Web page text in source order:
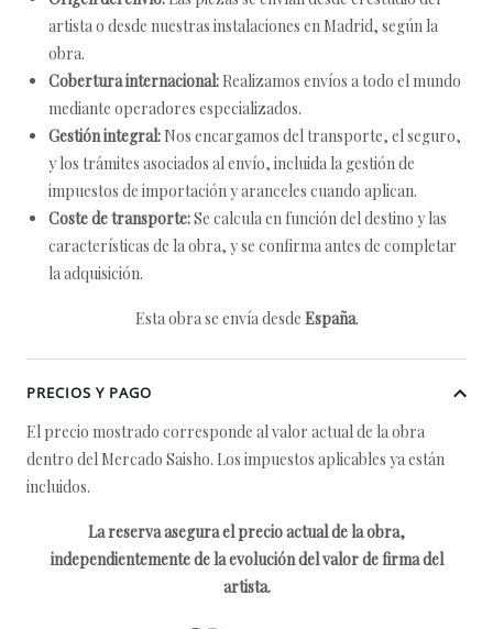
artista o desde nuestras instalaciones en Madrid, según la
obra.
Cobertura internacional: Realizamos envíos a todo el mundo
mediante operadores especializados.
Gestión integral: Nos encargamos del transporte, el seguro,
y los trámites asociados al envío, incluida la gestión de
impuestos de importación y aranceles cuando aplican.
Coste de transporte:Se calcula en función del destino y las
características de la obra, y se confirma antes de completar
la adquisición.
Esta obra se envía desde España.
PRECIOS Y PAGO
El precio mostrado corresponde al valor actual de la obra
dentro del Mercado Saisho. Los impuestos aplicables ya están
incluidos.
La reserva asegura el precio actual de la obra,
independientemente de la evolución del valor de firma del
artista.